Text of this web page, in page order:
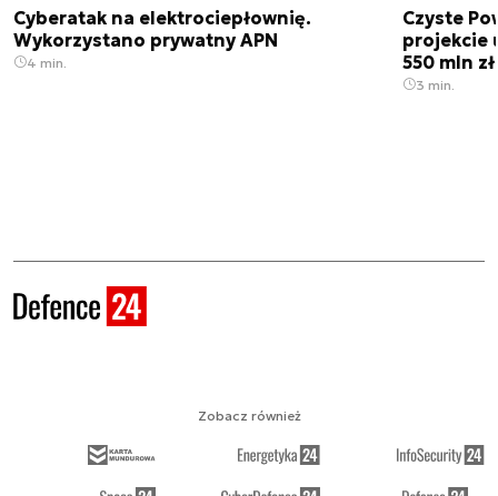
Cyberatak na elektrociepłownię.
Wykorzystano prywatny APN
4 min.
Czyste
projekcie
550 mln zł
3 min.
Zobacz również